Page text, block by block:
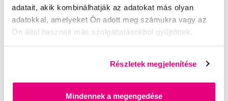
adatait, akik kombinálhatják az adatokat más olyan
adatokkal, amelyeket Ön adott meg számukra vagy az
Ön által használt más szolgáltatásokból gyűjtöttek.
Részletek megjelenítése
Mindennek a megengedése
Kis-György Rita
a Profimed dentálhigiénikusa, egyetemi
oktató
Dr. Szabó Dániel
a Profimed fogorvosa, Lioral Fogászati
és Szájsebészeti Klinika